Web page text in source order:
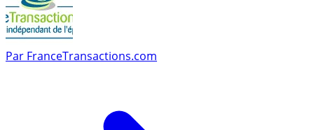
Par FranceTransactions.com